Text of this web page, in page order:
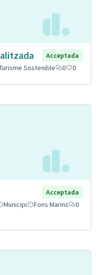
Acceptada
Sostenible 0 0
Acceptada
Municipi Fons Marins
0